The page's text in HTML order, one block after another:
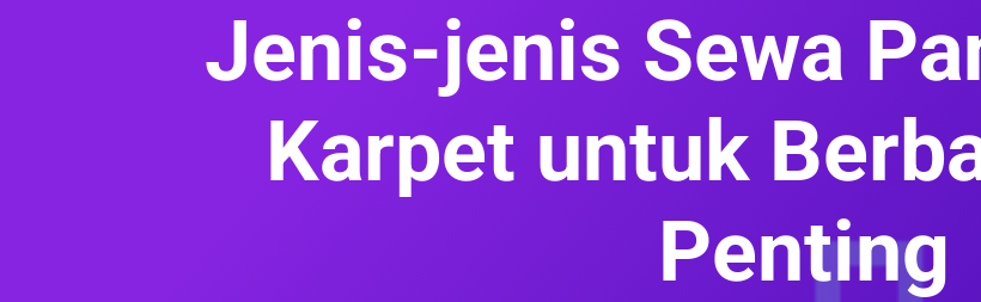
Jenis-jenis Sewa
Karpet untuk
Penting